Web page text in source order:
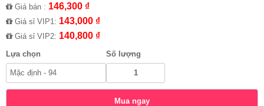
Giá bán : 146,300 ₫
Giá sỉ VIP1: 143,000 ₫
Giá sỉ VIP2: 140,800 ₫
Lựa chọn Số lượng